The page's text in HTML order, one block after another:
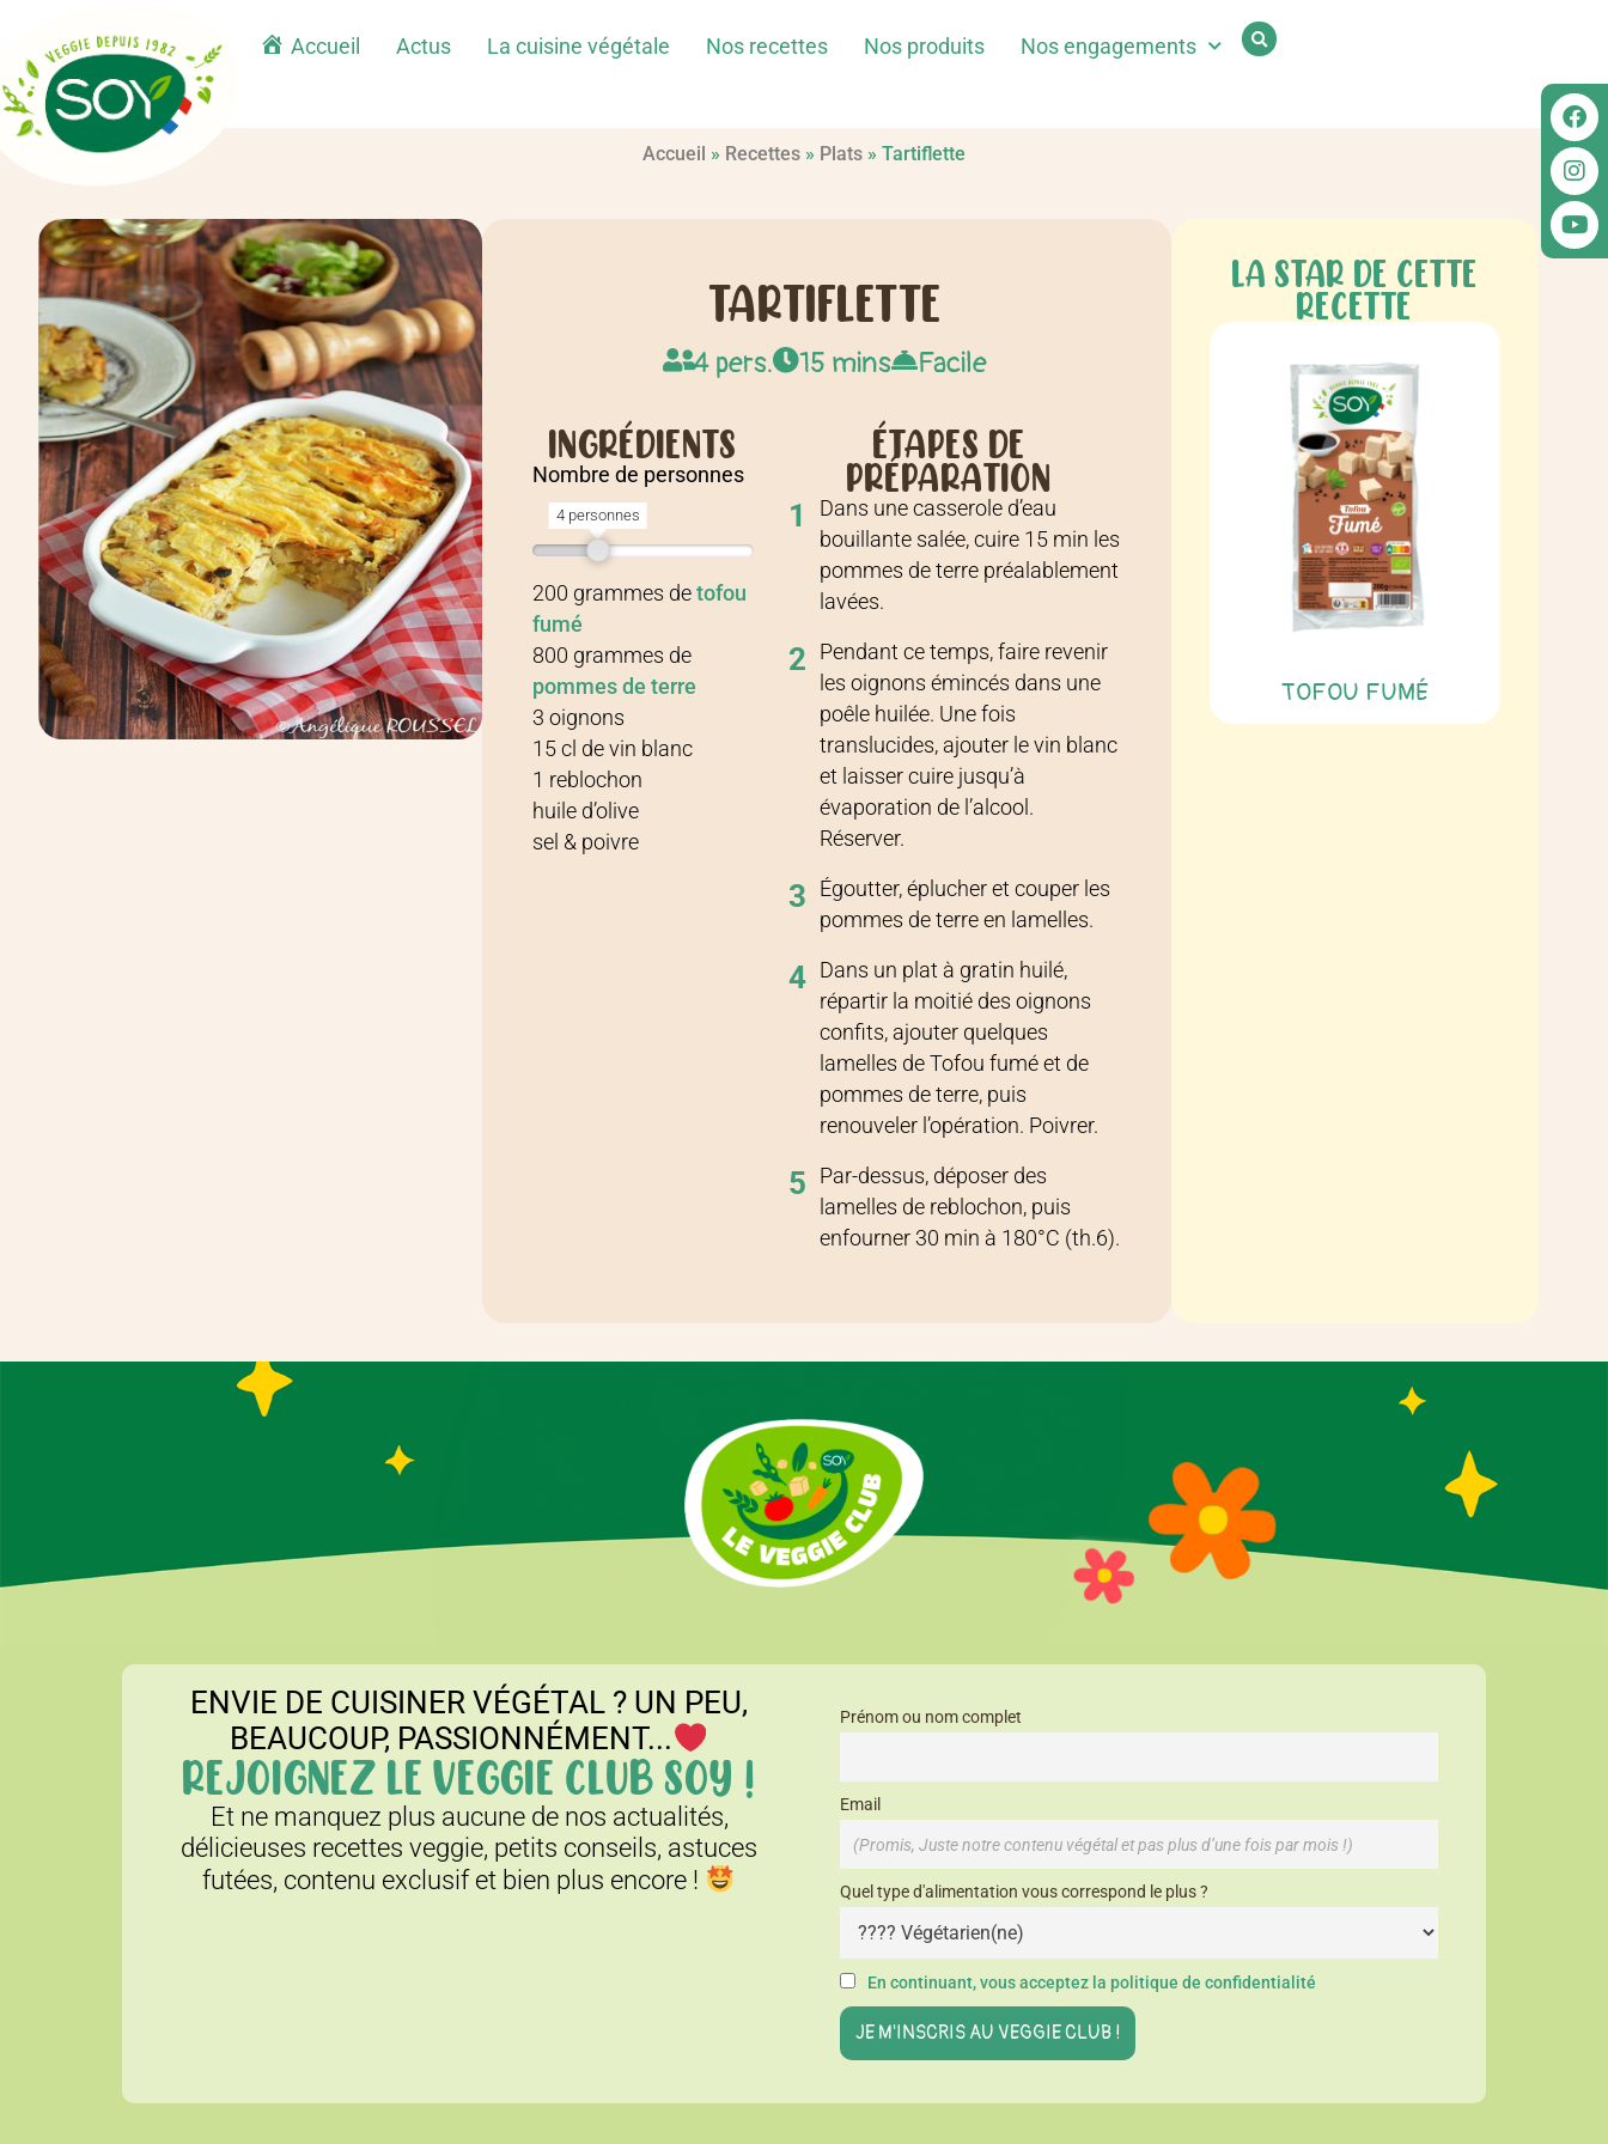
Accueil Actus La cuisine végétale Nos recettes Nos produits Nos engagements
Accueil » Recettes » Plats » Tartiflette
TARTIFLETTE
4 pers. 15 mins Facile
INGRÉDIENTS
Nombre de personnes
4 personnes
Recette pour 4 personnes
200 grammes de tofou
fumé
800 grammes de
pommes de terre
3 oignons
15 cl de vin blanc
1 reblochon
huile d’olive
sel & poivre
ÉTAPES DE
PRÉPARATION
1
Dans une casserole d’eau
bouillante salée, cuire 15 min les
pommes de terre préalablement
lavées.
2
Pendant ce temps, faire revenir
les oignons émincés dans une
poêle huilée. Une fois
translucides, ajouter le vin blanc
et laisser cuire jusqu’à
évaporation de l’alcool.
Réserver.
3
Égoutter, éplucher et couper les
pommes de terre en lamelles.
4
Dans un plat à gratin huilé,
répartir la moitié des oignons
confits, ajouter quelques
lamelles de Tofou fumé et de
pommes de terre, puis
renouveler l’opération. Poivrer.
5
Par-dessus, déposer des
lamelles de reblochon, puis
enfourner 30 min à 180°C (th.6).
LA STAR DE CETTE
RECETTE
TOFOU FUMÉ
ENVIE DE CUISINER VÉGÉTAL ? UN PEU,
BEAUCOUP, PASSIONNÉMENT...
REJOIGNEZ LE VEGGIE CLUB SOY !
Et ne manquez plus aucune de nos actualités,
délicieuses recettes veggie, petits conseils, astuces
futées, contenu exclusif et bien plus encore !
Prénom ou nom complet
Email
Quel type d'alimentation vous correspond le plus ?
En continuant, vous acceptez la politique de confidentialité